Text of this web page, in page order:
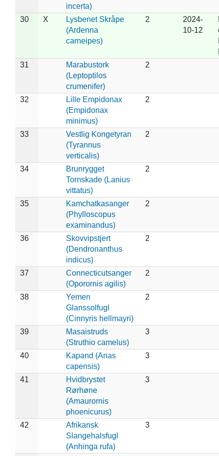
incerta)
30 X
Lysbenet Skråpe
(Ardenna
carneipes)
2
2024-
10-12
31
Marabustork
(Leptoptilos
crumenifer)
2
32
Lille Empidonax
(Empidonax
minimus)
2
33
Vestlig Kongetyran
(Tyrannus
verticalis)
2
34
Brunrygget
Tornskade (Lanius
vittatus)
2
35
Kamchatkasanger
(Phylloscopus
examinandus)
2
36
Skovvipstjert
(Dendronanthus
indicus)
2
37
Connecticutsanger
(Oporornis agilis)
2
38
Yemen
Glanssolfugl
(Cinnyris hellmayri)
2
39
Masaistruds
(Struthio camelus)
3
40
Kapand (Anas
capensis)
3
41
Hvidbrystet
Rørhøne
(Amaurornis
phoenicurus)
3
42
Afrikansk
Slangehalsfugl
(Anhinga rufa)
3